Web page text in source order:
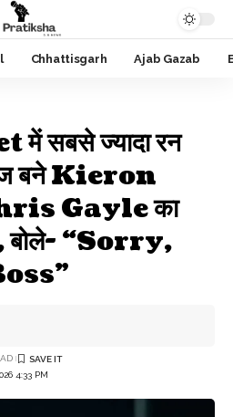
Chhattisgarh Ajab Gazab
सबसे ज्यादा रन
बने Kieron
Gayle का
बोले- “Sorry,
4:33 PM